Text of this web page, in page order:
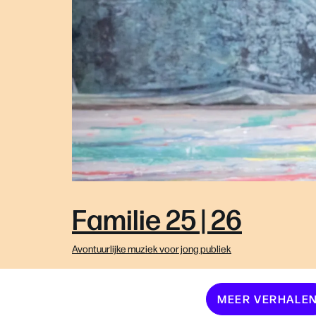
Familie 25 | 26
Avontuurlijke muziek voor jong publiek
MEER